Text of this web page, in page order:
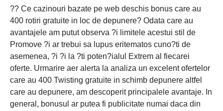
?? Ce cazinouri bazate pe web deschis bonus care au
400 rotiri gratuite in loc de depunere? Odata care au
avantajele am putut observa ?i limitele acestui stil de
Promove ?i ar trebui sa lupus eritematos cuno?ti de
asemenea, ?i ?i la ?ti poten?ialul Extrem al fiecarei
oferte. Urmarire aer alerta la analiza un excelent ofertelor
care au 400 Twisting gratuite in schimb depunere altfel
care au depunere, am descoperit principalele avantaje. In
general, bonusul ar putea fi publicitate numai daca din